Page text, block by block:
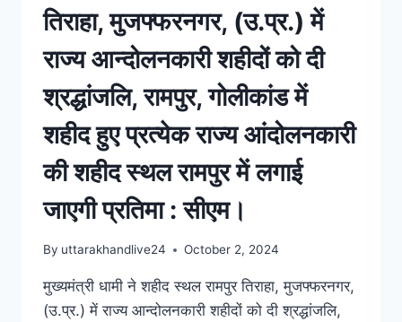
तिराहा, मुजफ्फरनगर, (उ.प्र.) में
राज्य आन्दोलनकारी शहीदों को दी
श्रद्धांजलि, रामपुर, गोलीकांड में
शहीद हुए प्रत्येक राज्य आंदोलनकारी
की शहीद स्थल रामपुर में लगाई
जाएगी प्रतिमा : सीएम।
By uttarakhandlive24 October 2, 2024
मुख्यमंत्री धामी ने शहीद स्थल रामपुर तिराहा, मुजफ्फरनगर,
(उ.प्र.) में राज्य आन्दोलनकारी शहीदों को दी श्रद्धांजलि,